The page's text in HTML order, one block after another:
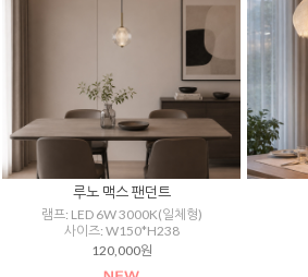
루노 맥스 팬던트
램프: LED 6W 3000K(일체형)
사이즈: W150*H238
120,000원